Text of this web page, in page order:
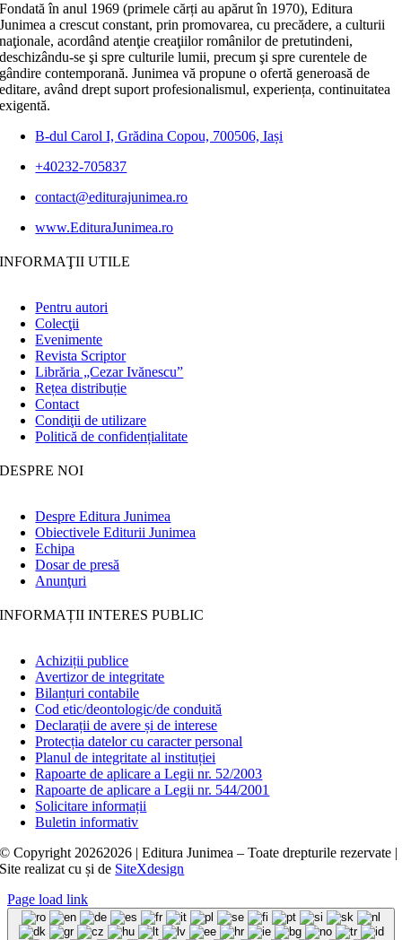
Fondată în anul 1969 (primele cărți au apărut în 1970), Editura
Junimea a crescut constant, prin promovarea, cu precădere, a culturii
naţionale, acordând atenţie creaţiilor românilor de pretutindeni,
deschizându-se şi spre culturile lumii, precum şi spre curentele de
gândire contemporană. Junimea vă propune o ofertă generoasă de
editare, având drept suport profesionalismul, experiența, continuitatea
exigentă.
B-dul Carol I, Grădina Copou, 700506, Iași
+40232-705837
contact@editurajunimea.ro
www.EdituraJunimea.ro
INFORMAŢII UTILE
Pentru autori
Colecţii
Evenimente
Revista Scriptor
Librăria „Cezar Ivănescu”
Rețea distribuție
Contact
Condiţii de utilizare
Politică de confidențialitate
DESPRE NOI
Despre Editura Junimea
Obiectivele Editurii Junimea
Echipa
Dosar de presă
Anunţuri
INFORMAȚII INTERES PUBLIC
Achiziții publice
Avertizor de integritate
Bilanțuri contabile
Cod etic/deontologic/de conduită
Declarații de avere și de interese
Protecția datelor cu caracter personal
Planul de integritate al instituției
Rapoarte de aplicare a Legii nr. 52/2003
Rapoarte de aplicare a Legii nr. 544/2001
Solicitare informații
Buletin informativ
© Copyright 20262026 | Editura Junimea – Toate drepturile rezervate |
Site realizat cușide SiteXdesign
Page load link